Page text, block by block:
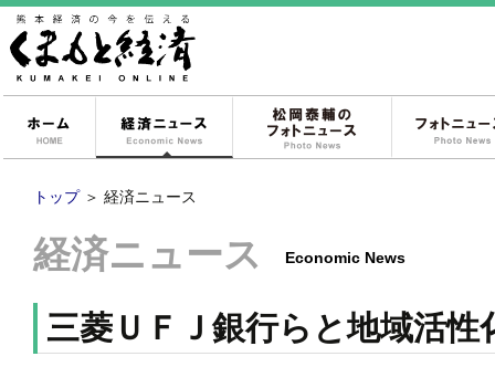
経済ニュース
トップ ＞ 経済ニュース
経済ニュース Economic News
三菱ＵＦＪ銀行らと地域活